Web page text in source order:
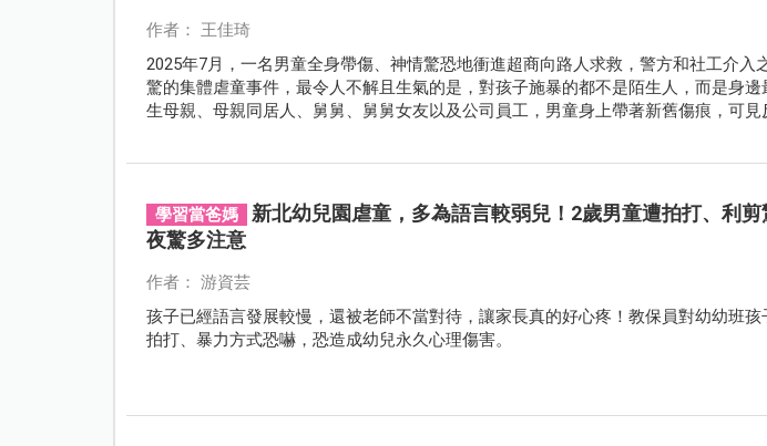
作者： 王佳琦
2025年7月，一名男童全身帶傷、神情驚恐地衝進超商向路人求救，警方和社工介入
驚的集體虐童事件，最令人不解且生氣的是，對孩子施暴的都不是陌生人，而是身
生母親、母親同居人、舅舅、舅舅女友以及公司員工，男童身上帶著新舊傷痕，可見
學習當爸媽
新北幼兒園虐童，多為語言較弱兒！2歲男童遭拍打、利剪
夜驚多注意
作者： 游資芸
孩子已經語言發展較慢，還被老師不當對待，讓家長真的好心疼！教保員對幼幼班
拍打、暴力方式恐嚇，恐造成幼兒永久心理傷害。